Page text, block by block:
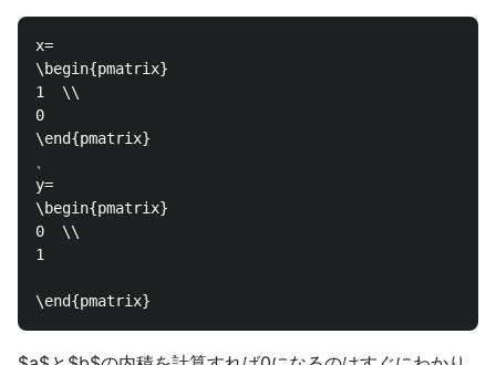
x=
\begin{pmatrix}
1  \\
0
\end{pmatrix}
y=
\begin{pmatrix}
0  \\
1